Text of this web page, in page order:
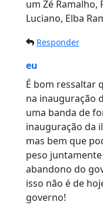
um Zé Ramalho,
Luciano, Elba
Responder
eu
É bom ressaltar
na inauguração
uma banda de
inauguração da
mas bem que
peso
abandono do
isso não é de
governo!